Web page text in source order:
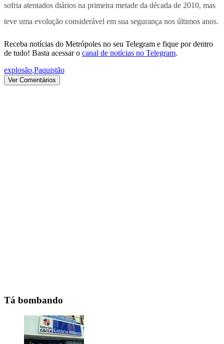
sofria atentados diários na primeira metade da década de 2010, mas
teve uma evolução considerável em sua segurança nos últimos anos.
Receba notícias do Metrópoles no seu Telegram e fique por dentro
de tudo! Basta acessar o canal de notícias no Telegram.
explosão,Paquistão
Ver Comentários
Tá bombando